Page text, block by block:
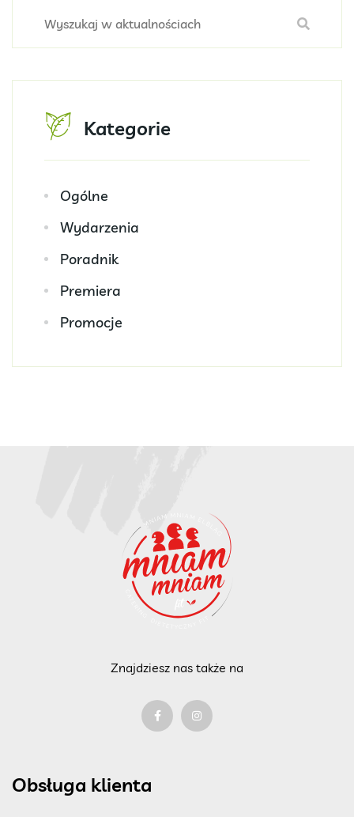
Kategorie
Ogólne
Wydarzenia
Poradnik
Premiera
Promocje
Znajdziesz nas także na
Obsługa klienta